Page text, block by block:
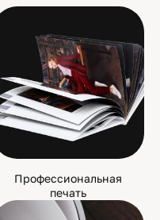
Профессиональная
печать